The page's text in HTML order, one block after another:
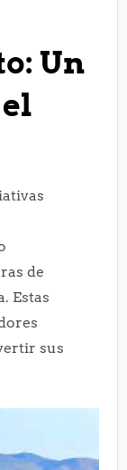
Un
de
Estas
sus